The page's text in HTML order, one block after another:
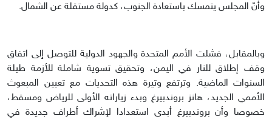
وأنّ المجلس يتمسك باستعادة الجنوب، كدولة مستقلة عن الشمال.
وبالمقابل، فشلت الأمم المتحدة والجهود الدولية للتوصل إلى اتفاق
وقف إطلاق للنار في اليمن، وتحقيق تسوية شاملة للأزمة طيلة
السنوات الماضية. وترتفع وتيرة هذه التحديات مع تعيين المبعوث
الأممي الجديد، هانز بروندبيرغ وبدء زياراته الأولى للرياض ومسقط،
خصوصا وأن بروندبيرغ أبدى استعدادا لإشراك أطراف جديدة في